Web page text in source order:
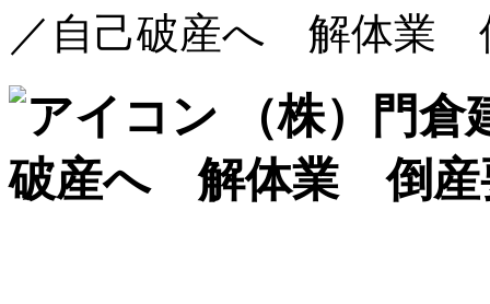
／自己破産へ 解体業
（株）門
破産へ 解体業 倒産